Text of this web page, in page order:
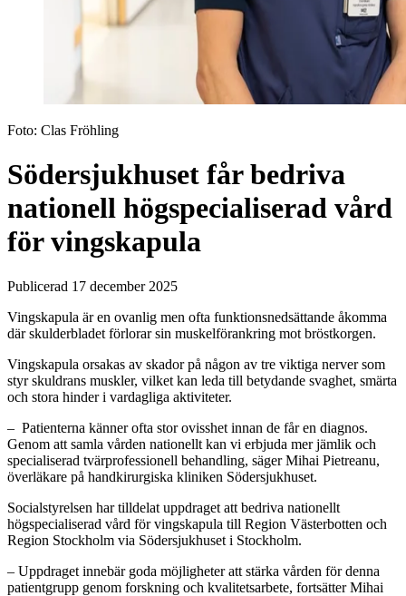
Foto: Clas Fröhling
Södersjukhuset får bedriva
nationell högspecialiserad vård
för vingskapula
Publicerad 17 december 2025
Vingskapula är en ovanlig men ofta funktionsnedsättande åkomma
där skulderbladet förlorar sin muskelförankring mot bröstkorgen.
Vingskapula orsakas av skador på någon av tre viktiga nerver som
styr skuldrans muskler, vilket kan leda till betydande svaghet, smärta
och stora hinder i vardagliga aktiviteter.
– Patienterna känner ofta stor ovisshet innan de får en diagnos.
Genom att samla vården nationellt kan vi erbjuda mer jämlik och
specialiserad tvärprofessionell behandling, säger Mihai Pietreanu,
överläkare på handkirurgiska kliniken Södersjukhuset.
Socialstyrelsen har tilldelat uppdraget att bedriva nationellt
högspecialiserad vård för vingskapula till Region Västerbotten och
Region Stockholm via Södersjukhuset i Stockholm.
– Uppdraget innebär goda möjligheter att stärka vården för denna
patientgrupp genom forskning och kvalitetsarbete, fortsätter Mihai